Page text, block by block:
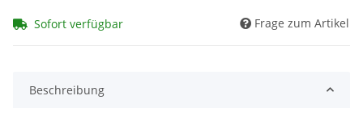
Sofort verfügbar Frage zum Artikel
Beschreibung